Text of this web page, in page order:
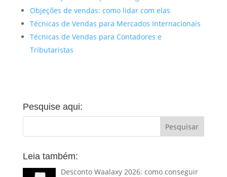
Objeções de vendas: como lidar com elas
Técnicas de Vendas para Mercados Internacionais
Técnicas de Vendas para Contadores e
Tributaristas
Pesquise aqui:
Leia também:
Desconto Waalaxy 2026: como conseguir